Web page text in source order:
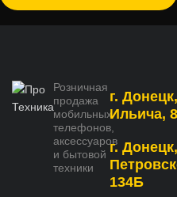
Розничная
продажа
мобильных
телефонов,
аксессуаров
и бытовой
техники
г.
Ильича,
г.
134Б